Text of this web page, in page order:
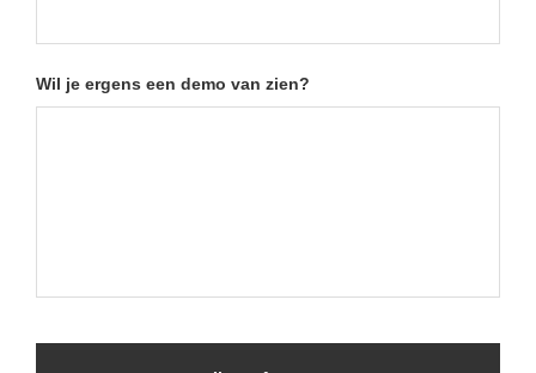
Wil je ergens een demo van zien?